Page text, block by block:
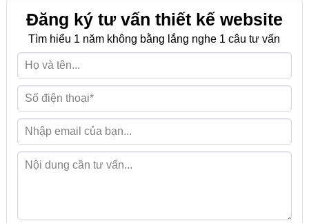
Đăng ký tư vấn thiết kế website
Tìm hiểu 1 năm không bằng lắng nghe 1 câu tư vấn